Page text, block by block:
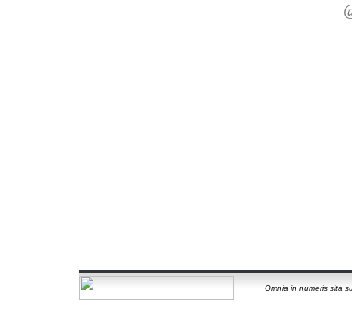
Omnia in numeris sita